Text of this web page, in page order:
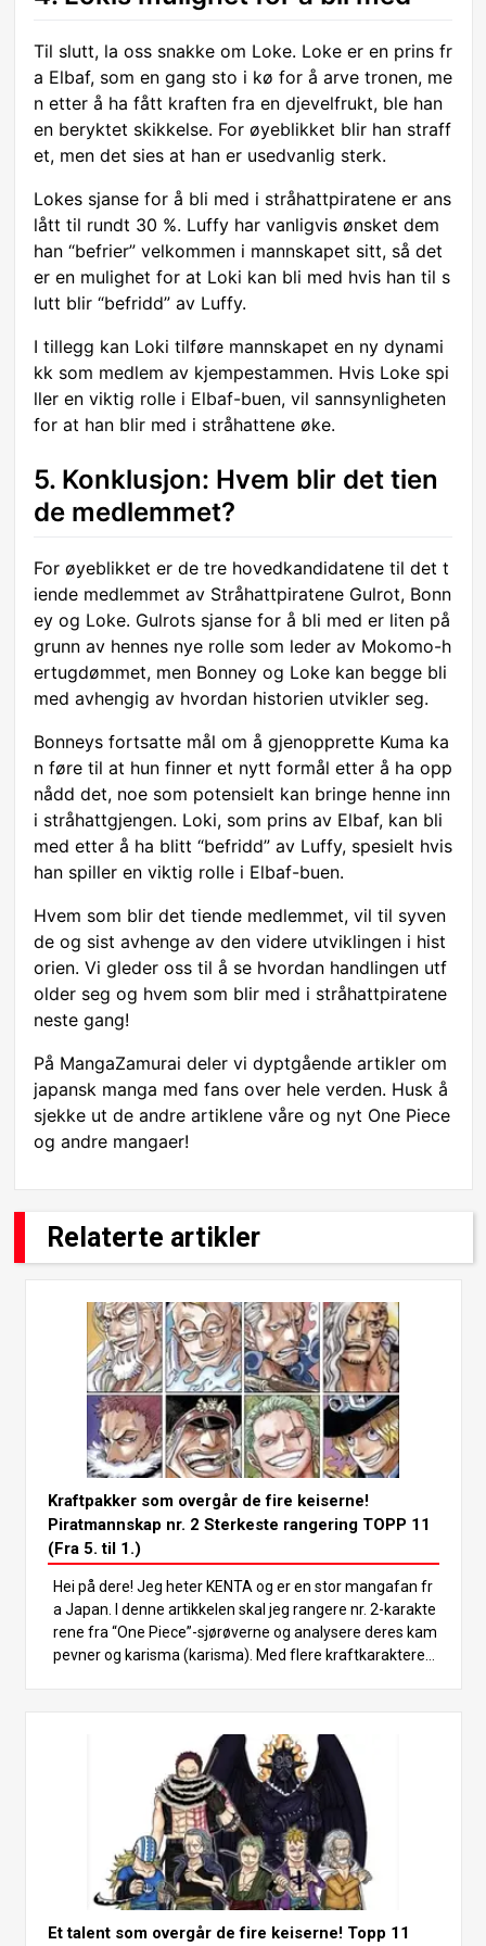
Til slutt, la oss snakke om Loke. Loke er en prins fr
a Elbaf, som en gang sto i kø for å arve tronen, me
n etter å ha fått kraften fra en djevelfrukt, ble han
en beryktet skikkelse. For øyeblikket blir han straff
et, men det sies at han er usedvanlig sterk.
Lokes sjanse for å bli med i stråhattpiratene er ans
lått til rundt 30 %. Luffy har vanligvis ønsket dem
han “befrier” velkommen i mannskapet sitt, så det
er en mulighet for at Loki kan bli med hvis han til s
lutt blir “befridd” av Luffy.
I tillegg kan Loki tilføre mannskapet en ny dynami
kk som medlem av kjempestammen. Hvis Loke spi
ller en viktig rolle i Elbaf-buen, vil sannsynligheten
for at han blir med i stråhattene øke.
5. Konklusjon: Hvem blir det tien
de medlemmet?
For øyeblikket er de tre hovedkandidatene til det t
iende medlemmet av Stråhattpiratene Gulrot, Bonn
ey og Loke. Gulrots sjanse for å bli med er liten på
grunn av hennes nye rolle som leder av Mokomo-h
ertugdømmet, men Bonney og Loke kan begge bli
med avhengig av hvordan historien utvikler seg.
Bonneys fortsatte mål om å gjenopprette Kuma ka
n føre til at hun finner et nytt formål etter å ha opp
nådd det, noe som potensielt kan bringe henne inn
i stråhattgjengen. Loki, som prins av Elbaf, kan bli
med etter å ha blitt “befridd” av Luffy, spesielt hvis
han spiller en viktig rolle i Elbaf-buen.
Hvem som blir det tiende medlemmet, vil til syven
de og sist avhenge av den videre utviklingen i hist
orien. Vi gleder oss til å se hvordan handlingen utf
older seg og hvem som blir med i stråhattpiratene
neste gang!
På MangaZamurai deler vi dyptgående artikler om
japansk manga med fans over hele verden. Husk å
sjekke ut de andre artiklene våre og nyt One Piece
og andre mangaer!
Relaterte artikler
Kraftpakker som overgår de fire keiserne!
Piratmannskap nr. 2 Sterkeste rangering TOPP 11
(Fra 5. til 1.)
Hei på dere! Jeg heter KENTA og er en stor mangafan fr
a Japan. I denne artikkelen skal jeg rangere nr. 2-karakte
rene fra “One Piece”-sjørøverne og analysere deres kam
pevner og karisma (karisma). Med flere kraftkarakterer
er, men piratbesetningenes nr. 2 er spesielt kjent for sine
enorme kampevner. Disse karakterene matcher ofte sty
rken til kapteinen sin, som vanligvis er blant de sterkeste
figurene som de fire keiserne eller de syv krigsherrene til
sjøs, og spiller en viktig rolle i fremdriften av historien. I d
enne artikkelen skal vi ta et dypdykk i de sterkeste nr. 2-k
arakterene og rangere de TOPP 11. La oss analysere hv
er enkelt kampstil og egenskaper for å avgjøre hvem so
m er den sterkeste! La oss komme i gang med rangering
Et talent som overgår de fire keiserne! Topp 11